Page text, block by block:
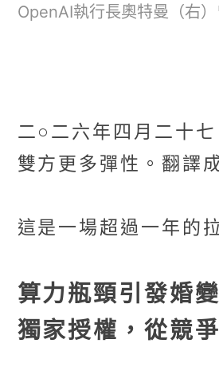
OpenAI執行長奧特曼（右
二○二六年四月二十
雙方更多彈性。翻譯
這是一場超過一年的
算力瓶頸引發婚變
獨家授權，從競